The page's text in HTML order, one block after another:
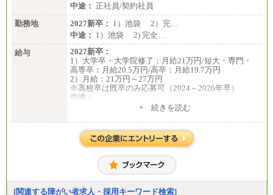
中途： 正社員/契約社員
勤務地
2027新卒： 1）池袋 2）完…
中途： 1）池袋 2) 完全…
給与
2027新卒：
1）大学卒・大学院修了：月給21万円/短大・専門・
高専卒：月給20.5万円/高卒：月給19.7万円
2）月給：21万円～27万円
※高校卒は既卒のみ応募可（2024～2026年卒）
中途：
1）月給：21万円～25万円+ 続きを読む
[関連する障がい者求人・採用キーワード検索]